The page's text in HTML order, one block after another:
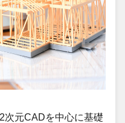
次元CADを中心に基礎